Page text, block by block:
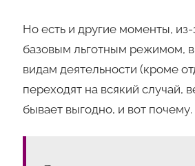
Но есть и другие моменты,
базовым льготным режимом,
видам деятельности (кроме
переходят на всякий случай,
бывает выгодно, и вот почему.